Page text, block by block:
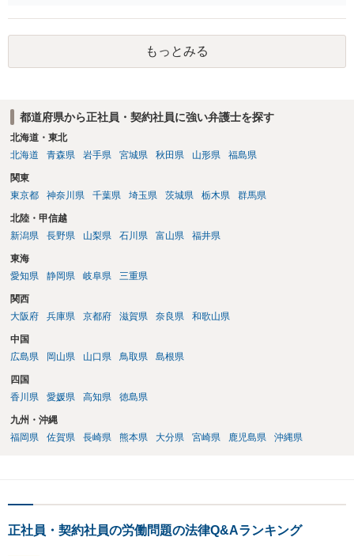
ものの、重い懲戒処分の対象には十分なり得ます。 名誉や評価の回復
については、会社側に「部下の不正行為による情報漏洩」と正式に認
定させ、誤認した他部署への適切なフォローや周知を求めるのが有効
です。 あるいは、懲戒があったことを社内で周知される手続があるの
（慰謝料）を請求する選択肢がありえます（ただし、金額は多額にな
らない可能性があります。）。
もっとみる
都道府県から正社員・契約社員に強い弁護士を探す
北海道・東北
北海道
青森県 岩手県 宮城県 秋田県 山形県 福島県
関東
東京都
神奈川県 千葉県 埼玉県 茨城県 栃木県 群馬県
北陸・甲信越
新潟県
長野県 山梨県 石川県 富山県 福井県
東海
愛知県
静岡県 岐阜県 三重県
関西
大阪府
兵庫県 京都府 滋賀県 奈良県 和歌山県
中国
広島県
岡山県 山口県 鳥取県 島根県
四国
香川県
愛媛県 高知県 徳島県
九州・沖縄
福岡県
佐賀県 長崎県 熊本県 大分県 宮崎県 鹿児島県 沖縄県
正社員・契約社員の労働問題の法律Q&Aランキング